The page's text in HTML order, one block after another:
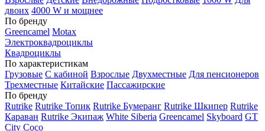
двоих 4000 W и мощнее
По бренду
Greencamel Motax
Электроквадроциклы
Квадроциклы
По характеристикам
Грузовые С кабиной Взрослые Двухместные Для пенсионеров
Трехместные Китайские Пассажирские
По бренду
Rutrike Rutrike Топик Rutrike Бумеранг Rutrike Шкипер Rutrike
Караван Rutrike Экипаж White Siberia Greencamel Skyboard GT
City Coco